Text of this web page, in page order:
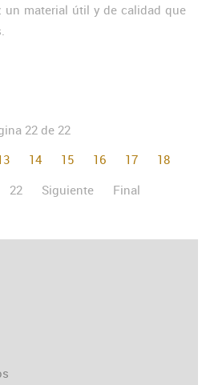
un material útil y de calidad que
22 de 22
14 15 16 17
18
22 Siguiente Final